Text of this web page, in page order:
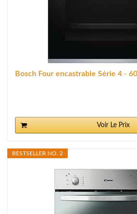
Bosch Four encastrable Série 4 -
Voir Le Prix
BESTSELLER NO. 2